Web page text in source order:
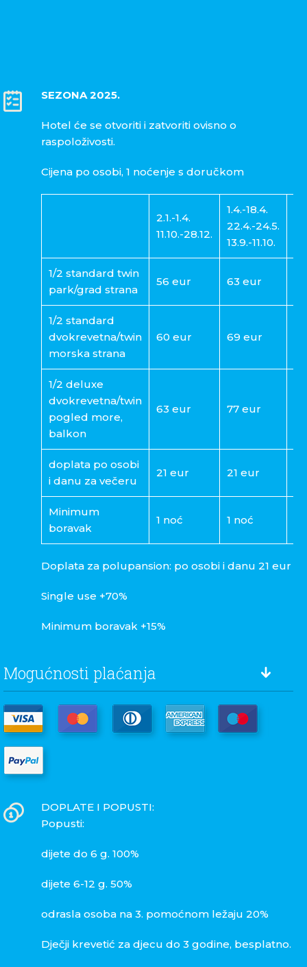
SEZONA 2025.
Hotel će se otvoriti i zatvoriti ovisno o
raspoloživosti.
Cijena po osobi, 1 noćenje s doručkom
2.1.-1.4.
11.10.-28.12.
1.4.-18.4.
22.4.-24.5.
13.9.-11.10.
1/2 standard twin
park/grad strana
56 eur 63 eur
1/2 standard
dvokrevetna/twin
morska strana
60 eur 69 eur
1/2 deluxe
dvokrevetna/twin
pogled more,
balkon
63 eur 77 eur
doplata po osobi
i danu za večeru
21 eur 21 eur
Minimum
boravak
1 noć 1 noć
Doplata za polupansion: po osobi i danu 21 eur
Single use +70%
Minimum boravak +15%
Mogućnosti plaćanja
DOPLATE I POPUSTI:
Popusti:
dijete do 6 g. 100%
dijete 6-12 g. 50%
odrasla osoba na 3. pomoćnom ležaju 20%
Dječji krevetić za djecu do 3 godine, besplatno.